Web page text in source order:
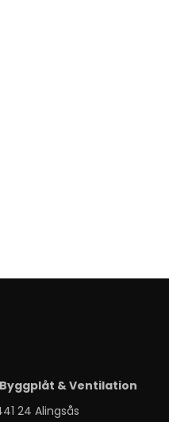
& Ventilation
24 Alingsås